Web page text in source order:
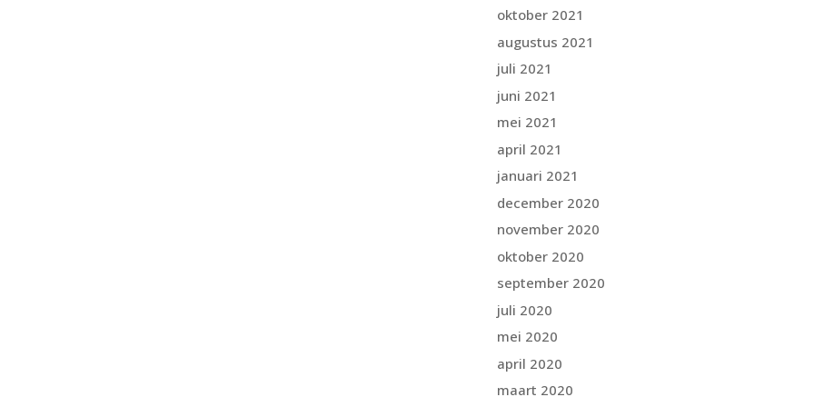
oktober 2021
augustus 2021
juli 2021
juni 2021
mei 2021
april 2021
januari 2021
december 2020
november 2020
oktober 2020
september 2020
juli 2020
mei 2020
april 2020
maart 2020